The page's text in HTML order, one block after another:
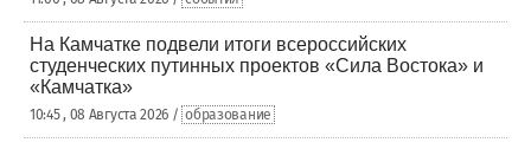
На Камчатке подвели итоги всероссийских
студенческих путинных проектов «Сила Востока» и
«Камчатка»
10:45 , 08 Августа 2026 / образование